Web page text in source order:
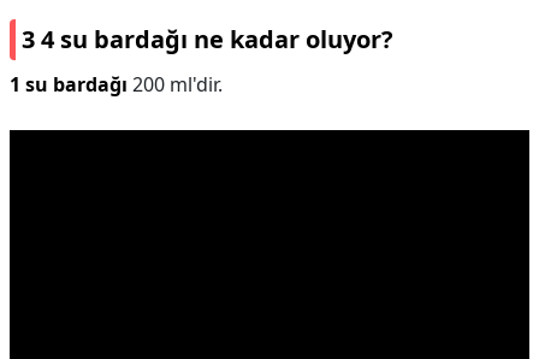
3 4 su bardağı ne kadar oluyor?
1 su bardağı 200 ml'dir.